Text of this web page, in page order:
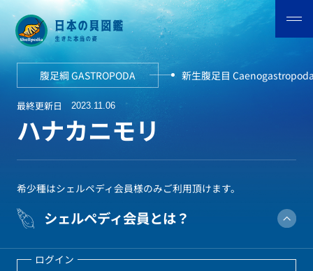
腹足綱 GASTROPODA 新生腹足目
最終更新日 2023.11.06
ハナカニモリ
希少種はシェルペディ会員様のみご利用頂けます。
シェルペディ会員とは？
ログイン